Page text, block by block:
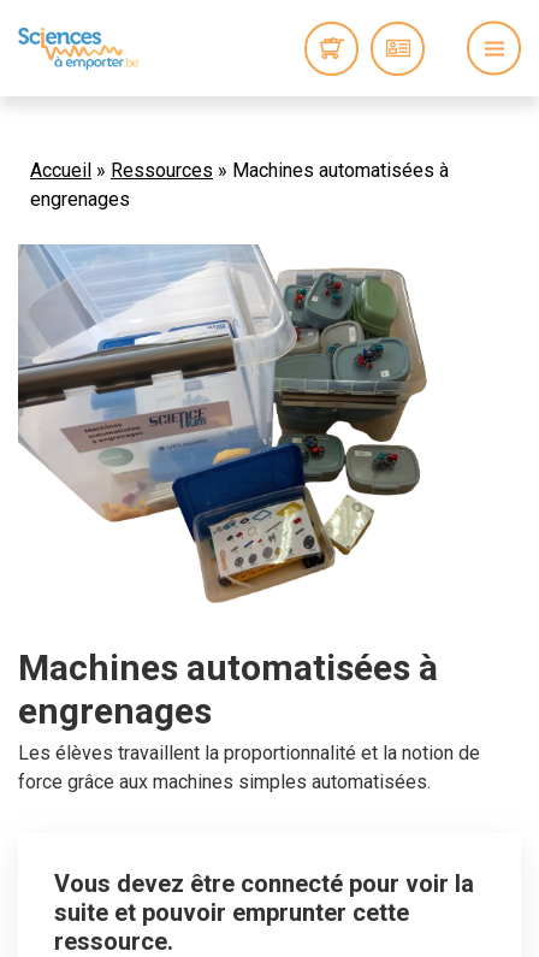
Accueil » Ressources » Machines automatisées à
engrenages
Machines automatisées à
engrenages
Les élèves travaillent la proportionnalité et la notion de
force grâce aux machines simples automatisées.
Vous devez être connecté pour voir la
suite et pouvoir emprunter cette
ressource.